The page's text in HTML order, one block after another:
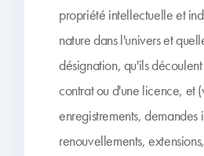
propriété intellectuelle et
nature dans l'univers et
désignation, qu'ils
contrat ou d'une licence, et
enregistrements, demandes
renouvellements,